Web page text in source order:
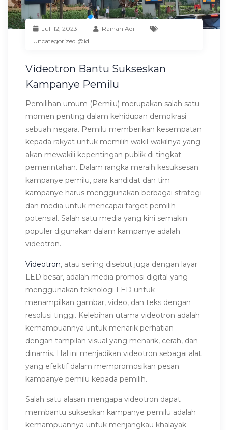
Juli 12, 2023
Raihan Adi
Uncategorized @id
Videotron Bantu Sukseskan
Kampanye Pemilu
Pemilihan umum (Pemilu) merupakan salah satu
momen penting dalam kehidupan demokrasi
sebuah negara. Pemilu memberikan kesempatan
kepada rakyat untuk memilih wakil-wakilnya yang
akan mewakili kepentingan publik di tingkat
pemerintahan. Dalam rangka meraih kesuksesan
kampanye pemilu, para kandidat dan tim
kampanye harus menggunakan berbagai strategi
dan media untuk mencapai target pemilih
potensial. Salah satu media yang kini semakin
populer digunakan dalam kampanye adalah
videotron.
Videotron, atau sering disebut juga dengan layar
LED besar, adalah media promosi digital yang
menggunakan teknologi LED untuk
menampilkan gambar, video, dan teks dengan
resolusi tinggi. Kelebihan utama videotron adalah
kemampuannya untuk menarik perhatian
dengan tampilan visual yang menarik, cerah, dan
dinamis. Hal ini menjadikan videotron sebagai alat
yang efektif dalam mempromosikan pesan
kampanye pemilu kepada pemilih.
Salah satu alasan mengapa videotron dapat
membantu sukseskan kampanye pemilu adalah
kemampuannya untuk menjangkau khalayak